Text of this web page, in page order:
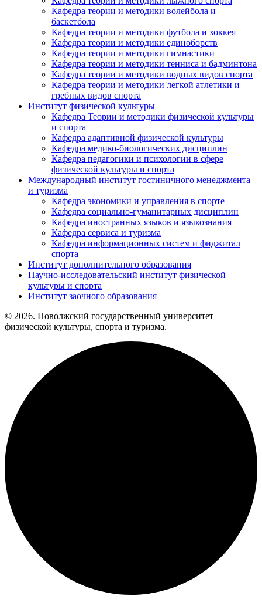
Кафедра теории и методики волейбола и
баскетбола
Кафедра теории и методики футбола и хоккея
Кафедра теории и методики единоборств
Кафедра теории и методики гимнастики
Кафедра теории и методики тенниса и бадминтона
Кафедра теории и методики водных видов спорта
Кафедра теории и методики легкой атлетики и
гребных видов спорта
Институт физической культуры
Кафедра Теории и методики физической культуры
и спорта
Кафедра адаптивной физической культуры
Кафедра медико-биологических дисциплин
Кафедра педагогики и психологии в сфере
физической культуры и спорта
Международный институт гостиничного менеджмента
и туризма
Кафедра экономики и управления в спорте
Кафедра социально-гуманитарных дисциплин
Кафедра иностранных языков и языкознания
Кафедра сервиса и туризма
Кафедра информационных систем и фиджитал
спорта
Институт дополнительного образования
Научно-исследовательский институт физической
культуры и спорта
Институт заочного образования
© 2026. Поволжский государственный университет
физической культуры, спорта и туризма.